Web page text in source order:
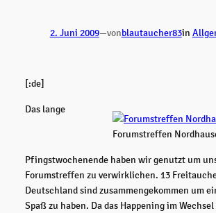
2. Juni 2009—vonblautaucher83in
[:de]
Forumstreffen
Das lange
Pfingstwochenende haben wir genutzt um
Forumstreffen zu verwirklichen. 13
Deutschland sind zusammengekommen um
Spaß zu haben. Da das Happening im